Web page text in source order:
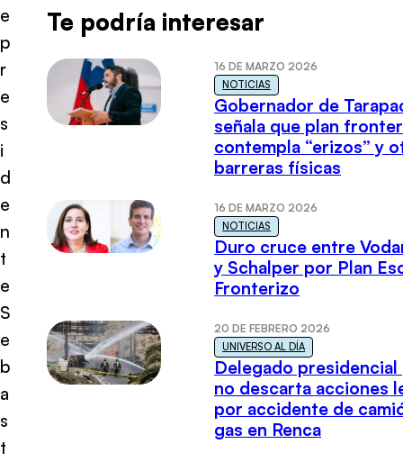
e
p
r
e
s
i
d
e
n
t
e
S
e
b
a
s
t
Te podría interesar
16 DE MARZO 2026
NOTICIAS
Gobernador de
señala que plan
contempla “erizos” y
barreras físicas
16 DE MARZO 2026
NOTICIAS
Duro cruce entre
y Schalper por Plan
Fronterizo
20 DE FEBRERO 2026
UNIVERSO AL DÍA
Delegado presidencial
no descarta acciones
por accidente de
gas en Renca